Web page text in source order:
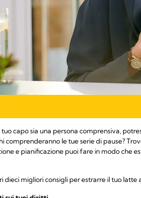
capo sia una persona comprensiva,
comprenderanno le tue serie di pause?
e pianificazione puoi fare in modo che
dieci migliori consigli per estrarre il tuo latte